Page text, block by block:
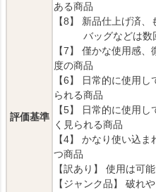
評価基準
ある商品
【8】 新品仕上げ済
バッグなどは数回
【7】 僅かな使用感
度の商品
【6】 日常的に使用
られる商品
【5】 日常的に使用
く見られる商品
【4】 かなり使い込
つ商品
【訳あり】 使用は可
【ジャンク品】 破れ